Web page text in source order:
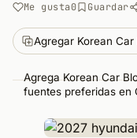
Me gusta0 Guardar
Agregar Korean Car
Agrega Korean Car
fuentes preferidas en